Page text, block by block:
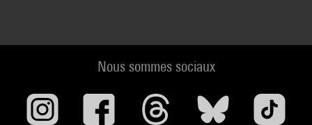
Nous sommes sociaux